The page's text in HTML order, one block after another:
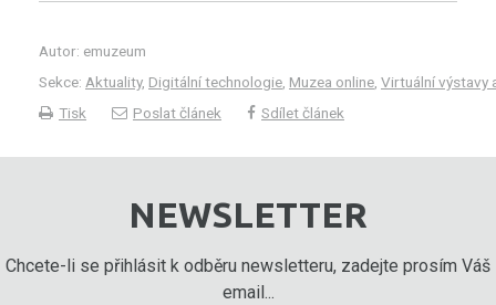
Autor: emuzeum
Sekce: Aktuality, Digitální technologie, Muzea online, Virtuální výstavy
Tisk
Poslat článek Sdílet článek
NEWSLETTER
Chcete-li se přihlásit k odběru newsletteru, zadejte prosím Váš
email...